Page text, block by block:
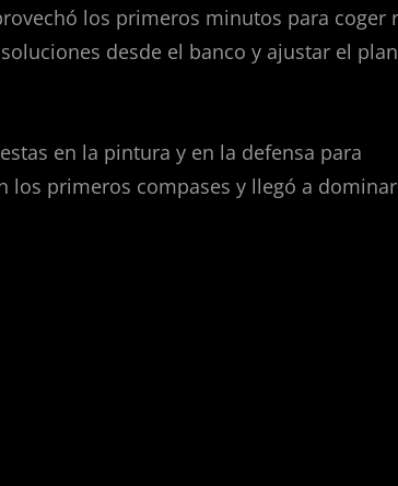
los primeros minutos para coger
desde el banco y ajustar el plan
en la pintura y en la defensa para
los primeros compases y llegó a